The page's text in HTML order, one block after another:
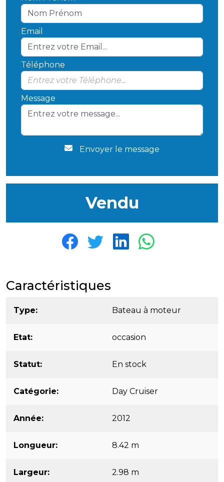
Email
Téléphone
Message
Envoyer le message
Vendu
Caractéristiques
Type Bateau à moteur
Etat occasion
Statut En stock
Catégorie Day Cruiser
Année 2012
Longueur 8.42 m
Largeur 2.98 m